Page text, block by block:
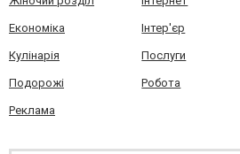
Економіка Інтер'єр
Кулінарія Послуги
Подорожі Робота
Реклама